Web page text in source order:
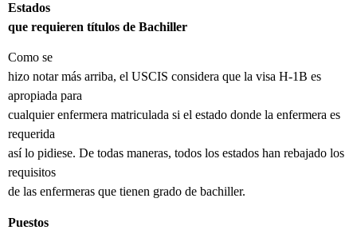
Estados
que requieren títulos de Bachiller
Como se
hizo notar más arriba, el USCIS considera que la visa H-1B es
apropiada para
cualquier enfermera matriculada si el estado donde la enfermera es
requerida
así lo pidiese. De todas maneras, todos los estados han rebajado los
requisitos
de las enfermeras que tienen grado de bachiller.
Puestos